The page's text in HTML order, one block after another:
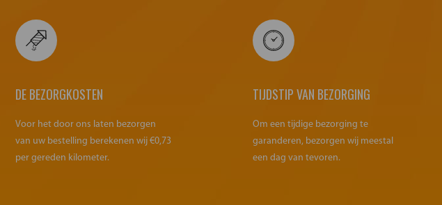
DE BEZORGKOSTEN
Voor het door ons laten bezorgen
van uw bestelling berekenen wij €0,73
per gereden kilometer.
TIJDSTIP VAN BEZORGING
Om een tijdige bezorging te
garanderen, bezorgen wij meestal
een dag van tevoren.